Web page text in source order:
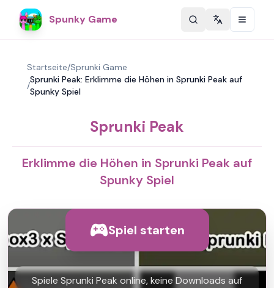
Spunky Game Change
Startseite/Sprunki Game
/
Sprunki Peak: Erklimme die Höhen in Sprunki Peak auf
Spunky Spiel
Sprunki Peak
Erklimme die Höhen in Sprunki Peak auf
Spunky Spiel
Spiel starten
Spiele Sprunki Peak online, keine Downloads auf